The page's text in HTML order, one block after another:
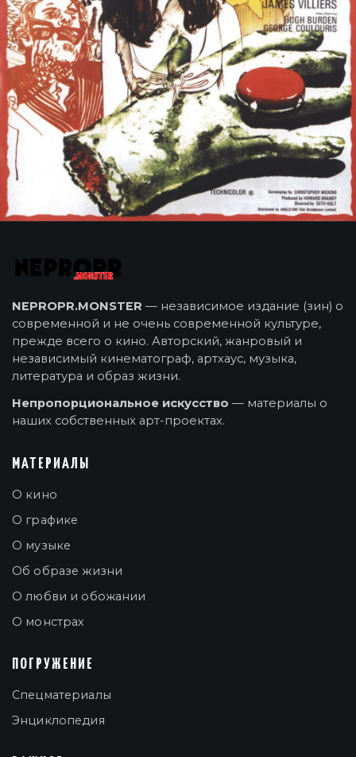
NEPROPR.MONSTER — независимое издание (зин) о
современной и не очень современной культуре,
прежде всего о кино. Авторский, жанровый и
независимый кинематограф, артхаус, музыка,
литература и образ жизни.
Непропорциональное искусство — материалы о
наших собственных арт-проектах.
МАТЕРИАЛЫ
О кино
О графике
О музыке
Об образе жизни
О любви и обожании
О монстрах
ПОГРУЖЕНИЕ
Спецматериалы
Энциклопедия